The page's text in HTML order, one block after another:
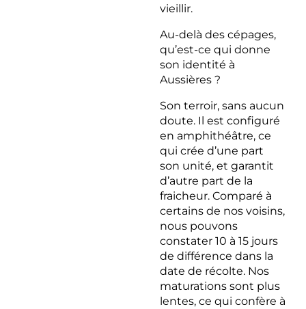
vieillir.
Au-delà des cépages,
qu’est-ce qui donne
son identité à
Aussières ?
Son terroir, sans aucun
doute. Il est configuré
en amphithéâtre, ce
qui crée d’une part
son unité, et garantit
d’autre part de la
fraicheur. Comparé à
certains de nos voisins,
nous pouvons
constater 10 à 15 jours
de différence dans la
date de récolte. Nos
maturations sont plus
lentes, ce qui confère à